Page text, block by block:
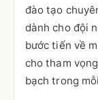
đào tạo
dành cho đội
bước tiến về
cho tham
bạch trong